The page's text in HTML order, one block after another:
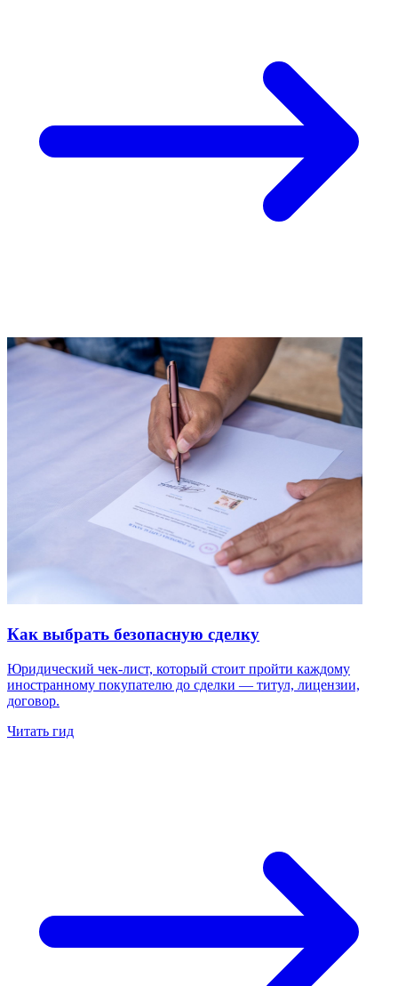
Как выбрать безопасную сделку
Юридический чек-лист, который стоит пройти каждому
иностранному покупателю до сделки — титул, лицензии,
договор.
Читать гид